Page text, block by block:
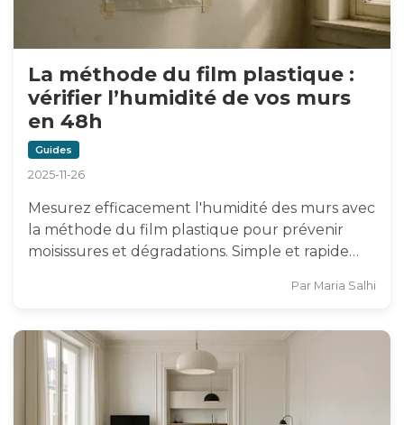
La méthode du film plastique :
vérifier l’humidité de vos murs
en 48h
Guides
2025-11-26
Mesurez efficacement l'humidité des murs avec
la méthode du film plastique pour prévenir
moisissures et dégradations. Simple et rapide…
Par Maria Salhi